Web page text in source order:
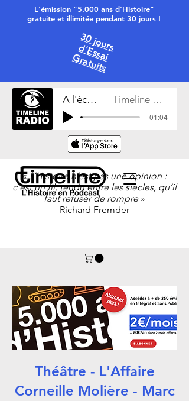
L'émission "5.000 ans d'Histoire"
gratuite et illimitée pendant 30 jours !
30 jours
d'Essai
Gratuits
«L’Histoire n’est pas une opinion :
c’est un fil, tendu entre les siècles, qu’il
faut refuser de rompre»
Richard Fremder
À l'écoute Timeline Radio
-01:04
Théâtre - L'Affaire
Corneille Molière - Marc